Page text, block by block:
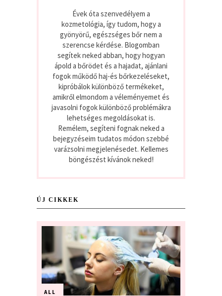
Évek óta szenvedélyem a
kozmetológia, így tudom, hogy a
gyönyörű, egészséges bőr nem a
szerencse kérdése. Blogomban
segítek neked abban, hogy hogyan
ápold a bőrödet és a hajadat, ajánlani
fogok működő haj-és bőrkezeléseket,
kipróbálok különböző termékeket,
amikről elmondom a véleményemet és
javasolni fogok különböző problémákra
lehetséges megoldásokat is.
Remélem, segíteni fognak neked a
bejegyzéseim tudatos módon szebbé
varázsolni megjelenésedet. Kellemes
böngészést kívánok neked!
ÚJ CIKKEK
ALL